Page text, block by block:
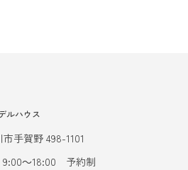
ルハウス
手賀野 498-1101
9:00～18:00 予約制